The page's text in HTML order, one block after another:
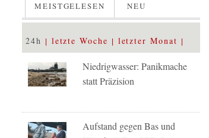
MEISTGELESEN NEU
24h letzte Woche letzter Monat
Niedrigwasser: Panikmache
statt Präzision
Aufstand gegen Bas und